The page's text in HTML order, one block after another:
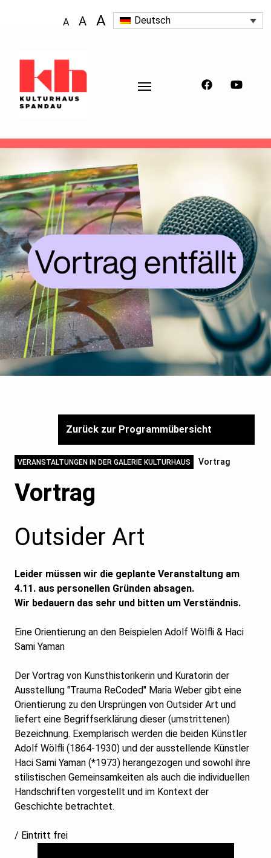
A A A Deutsch
Zurück zur Programmübersicht
VERANSTALTUNGEN IN DER GALERIE KULTURHAUS Vortrag
Vortrag
Outsider Art
Leider müssen wir die geplante Veranstaltung am
4.11. aus personellen Gründen absagen.
Wir bedauern das sehr und bitten um Verständnis.
Eine Orientierung an den Beispielen Adolf Wölfli & Haci
Sami Yaman
Der Vortrag von Kunsthistorikerin und Kuratorin der
Ausstellung "Trauma ReCoded" Maria Weber gibt eine
Orientierung zu den Ursprüngen von Outsider Art und
liefert eine Begriffserklärung dieser (umstrittenen)
Bezeichnung. Exemplarisch werden die beiden Künstler
Adolf Wölfli (1864-1930) und der ausstellende Künstler
Haci Sami Yaman (*1973) herangezogen und sowohl ihre
stilistischen Gemeinsamkeiten als auch die individuellen
Handschriften vorgestellt und im Kontext der
Geschichte betrachtet.
/ Eintritt frei